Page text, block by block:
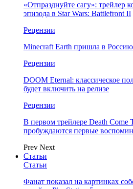
«Отпразднуйте сагу»: трейлер
эпизода в Star Wars: Battlefront II
Рецензии
Minecraft Earth пришла в Россию
Рецензии
DOOM Eternal: классическое
будет включить на релизе
Рецензии
В первом трейлере Death Come
пробуждаются первые
Prev Next
Статьи
Статьи
Фанат показал на картинках